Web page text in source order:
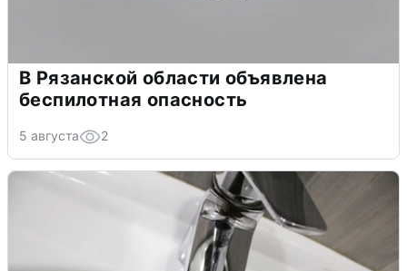
В Рязанской области объявлена
беспилотная опасность
5 августа 2